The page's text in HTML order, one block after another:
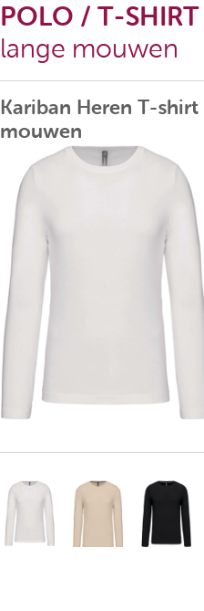
POLO / T-
lange mouwen
Kariban Heren T-
mouwen